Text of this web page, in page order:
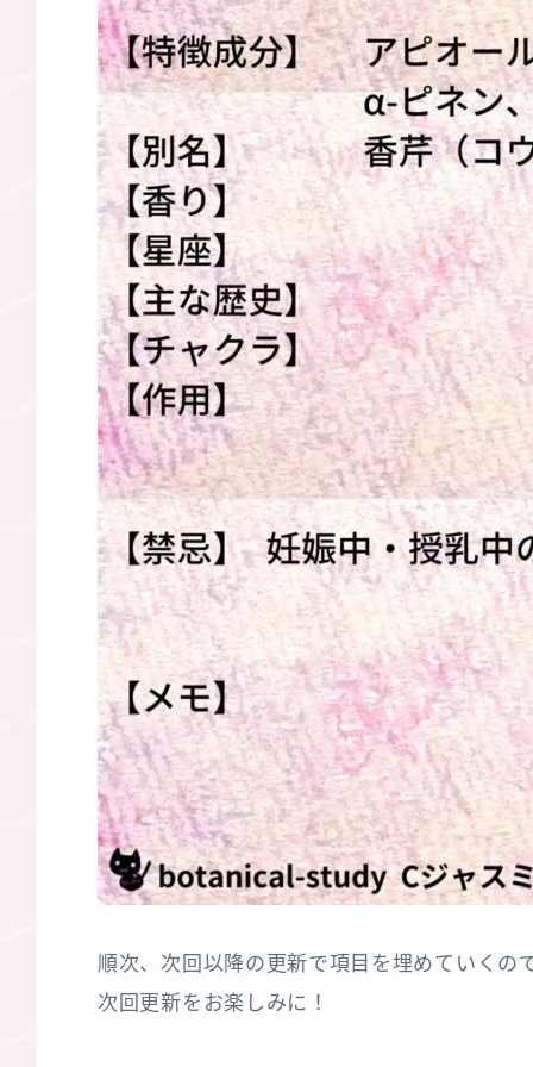
順次、次回以降の更新で項目を埋めていくの
次回更新をお楽しみに！